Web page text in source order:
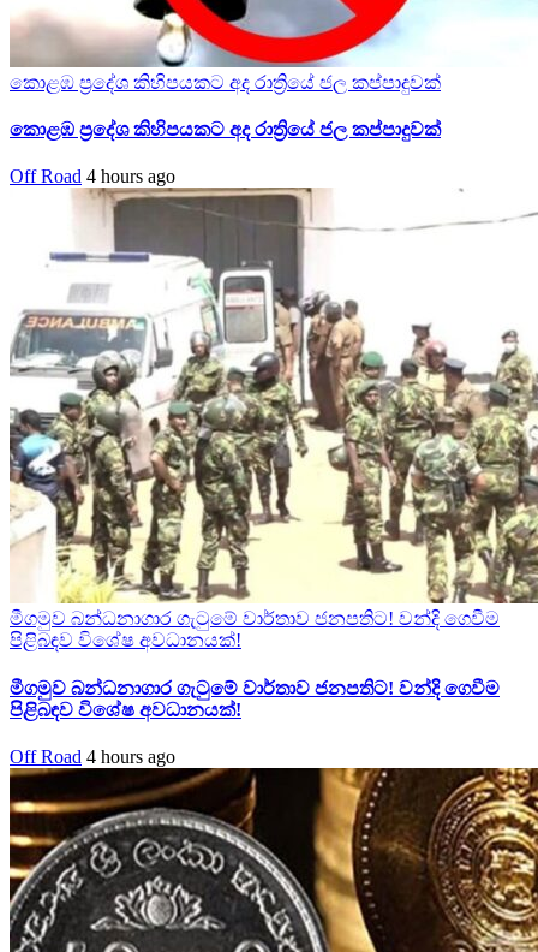
කොළඹ ප්‍රදේශ කිහිපයකට අද රාත්‍රියේ ජල කප්පාදුවක්
කොළඹ ප්‍රදේශ කිහිපයකට අද රාත්‍රියේ ජල කප්පාදුවක්
Off Road 4 hours ago
මීගමුව බන්ධනාගාර ගැටුමේ වාර්තාව ජනපතිට! වන්දි ගෙවීම
පිළිබඳව විශේෂ අවධානයක්!
මීගමුව බන්ධනාගාර ගැටුමේ වාර්තාව ජනපතිට! වන්දි ගෙවීම
පිළිබඳව විශේෂ අවධානයක්!
Off Road 4 hours ago